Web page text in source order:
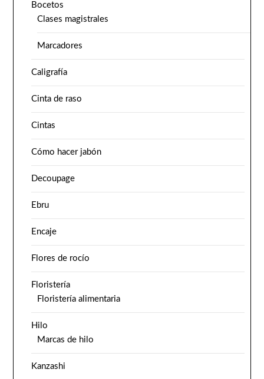
Bocetos
Clases magistrales
Marcadores
Caligrafía
Cinta de raso
Cintas
Cómo hacer jabón
Decoupage
Ebru
Encaje
Flores de rocío
Floristería
Floristería alimentaria
Hilo
Marcas de hilo
Kanzashi